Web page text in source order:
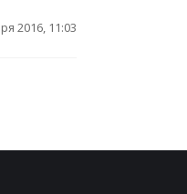
2016, 11:03